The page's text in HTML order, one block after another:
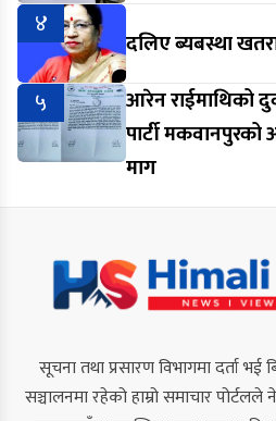
४
दलिए ब्यबस्था
५
आरेन राईमाथिको
पार्टी मकवानपुरको
माग
सूचना तथा प्रसारण विभागमा दर्ता
सञ्चालनमा रहेको हाम्रो समाचार